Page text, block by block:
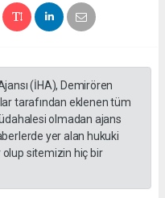
(İHA), Demirören
tarafından eklenen tüm
olmadan ajans
yer alan hukuki
sitemizin hiç bir